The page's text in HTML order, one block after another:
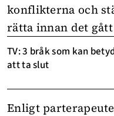
konflikterna och
rätta innan det
TV: 3 bråk som kan
att ta slut
Enligt